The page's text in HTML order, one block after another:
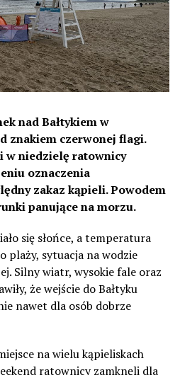
nad Bałtykiem w
znakiem czerwonej flagi.
w niedzielę ratownicy
oznaczenia
zakaz kąpieli. Powodem
panujące na morzu.
się słońce, a temperatura
plaży, sytuacja na wodzie
Silny wiatr, wysokie fale oraz
że wejście do Bałtyku
nawet dla osób dobrze
na wielu kąpieliskach
ratownicy zamknęli dla